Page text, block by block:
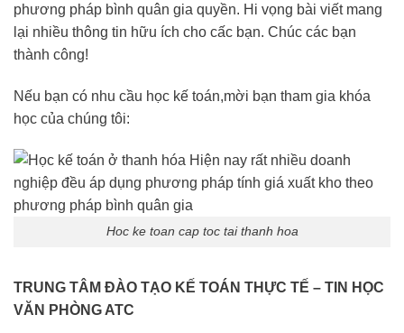
phương pháp bình quân gia quyền. Hi vọng bài viết mang
lại nhiều thông tin hữu ích cho cấc bạn. Chúc các bạn
thành công!
Nếu bạn có nhu cầu học kế toán,mời bạn tham gia khóa
học của chúng tôi:
Hoc ke toan cap toc tai thanh hoa
TRUNG TÂM ĐÀO TẠO KẾ TOÁN THỰC TẾ – TIN HỌC
VĂN PHÒNG ATC